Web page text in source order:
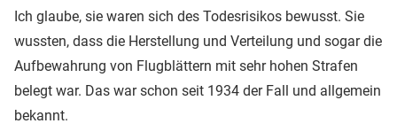
Ich glaube, sie waren sich des Todesrisikos bewusst. Sie
wussten, dass die Herstellung und Verteilung und sogar die
Aufbewahrung von Flugblättern mit sehr hohen Strafen
belegt war. Das war schon seit 1934 der Fall und allgemein
bekannt.